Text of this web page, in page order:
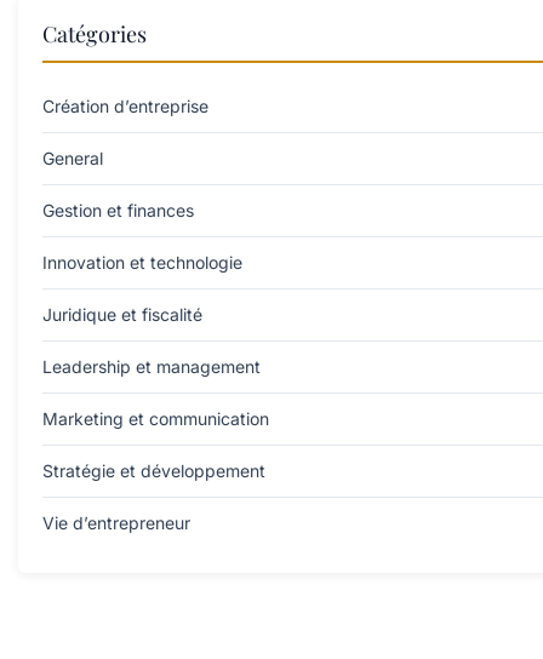
Catégories
Création d’entreprise
General
Gestion et finances
Innovation et technologie
Juridique et fiscalité
Leadership et management
Marketing et communication
Stratégie et développement
Vie d’entrepreneur